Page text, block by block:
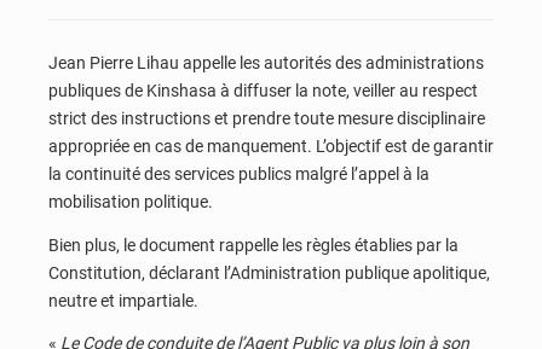
Jean Pierre Lihau appelle les autorités des administrations
publiques de Kinshasa à diffuser la note, veiller au respect
strict des instructions et prendre toute mesure disciplinaire
appropriée en cas de manquement. L’objectif est de garantir
la continuité des services publics malgré l’appel à la
mobilisation politique.
Bien plus, le document rappelle les règles établies par la
Constitution, déclarant l’Administration publique apolitique,
neutre et impartiale.
« Le Code de conduite de l’Agent Public va plus loin à son